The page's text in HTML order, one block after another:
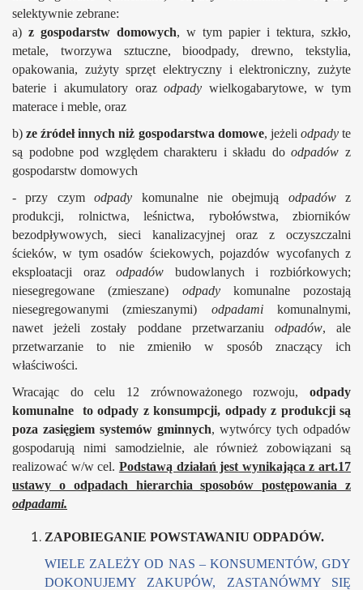
selektywnie zebrane:
a) z gospodarstw domowych, w tym papier i tektura, szkło,
metale, tworzywa sztuczne, bioodpady, drewno, tekstylia,
opakowania, zużyty sprzęt elektryczny i elektroniczny, zużyte
baterie i akumulatory orazodpady wielkogabarytowe, w tym
materace i meble, oraz
b)ze źródeł innych niż gospodarstwa domowe, jeżeli odpadyte
są podobne pod względem charakteru i składu doodpadów z
gospodarstw domowych
- przy czymodpady komunalne nie obejmują odpadówz
produkcji, rolnictwa, leśnictwa, rybołówstwa, zbiorników
bezodpływowych, sieci kanalizacyjnej oraz z oczyszczalni
ścieków, w tym osadów ściekowych, pojazdów wycofanych z
eksploatacji orazodpadów budowlanych i rozbiórkowych;
niesegregowane (zmieszane) odpadykomunalne pozostają
niesegregowanymi (zmieszanymi) odpadamikomunalnymi,
nawet jeżeli zostały poddane przetwarzaniu odpadów, ale
przetwarzanie to nie zmieniło w sposób znaczący ich
właściwości.
Wracając do celu 12 zrównoważonego rozwoju, odpady
komunalne
to odpady z konsumpcji, odpady z produkcji są
poza zasięgiem systemów gminnych, wytwórcy tych odpadów
gospodarują nimi samodzielnie, ale również zobowiązani są
realizować w/w cel. Podstawą działań jest wynikająca z art.17
ustawy o odpadach hierarchia sposobów postępowania z
odpadami.
ZAPOBIEGANIE POWSTAWANIU ODPADÓW.
WIELE ZALEŻY OD NAS – KONSUMENTÓW, GDY
DOKONUJEMY ZAKUPÓW, ZASTANÓWMY SIĘ